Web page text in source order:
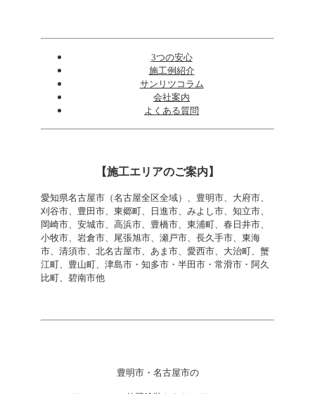
3つの安心
施工例紹介
サンリツコラム
会社案内
よくある質問
【施工エリアのご案内】
愛知県名古屋市（名古屋全区全域）、豊明市、大府市、
刈谷市、豊田市、東郷町、日進市、みよし市、知立市、
岡崎市、安城市、高浜市、豊橋市、東浦町、春日井市、
小牧市、 岩倉市、尾張旭市、瀬戸市、長久手市、東海
市、清須市、北名古屋市、あま市、愛西市、大治町、蟹
江町、豊山町、津島市・知多市・半田市・常滑市・阿久
比町、碧南市他
豊明市・名古屋市の